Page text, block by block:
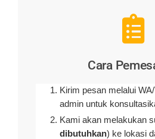
Cara
Kirim pesan melalui
admin untuk
Kami akan melakukan
dibutuhkan) ke lokasi